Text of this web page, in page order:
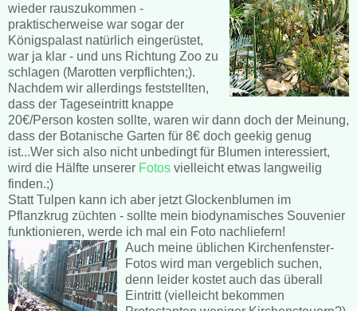
wieder rauszukommen -
praktischerweise war sogar der
Königspalast natürlich eingerüstet,
war ja klar - und uns Richtung Zoo zu
schlagen (Marotten verpflichten;).
Nachdem wir allerdings feststellten,
dass der Tageseintritt knappe
20€/Person kosten sollte, waren wir dann doch der Meinung,
dass der Botanische Garten für 8€ doch geekig genug
ist...Wer sich also nicht unbedingt für Blumen interessiert,
wird die Hälfte unserer Fotos vielleicht etwas langweilig
finden.;)
Statt Tulpen kann ich aber jetzt Glockenblumen im
Pflanzkrug züchten - sollte mein biodynamisches Souvenier
funktionieren, werde ich mal ein Foto nachliefern!
Auch meine üblichen Kirchenfenster-
Fotos wird man vergeblich suchen,
denn leider kostet auch das überall
Eintritt (vielleicht bekommen